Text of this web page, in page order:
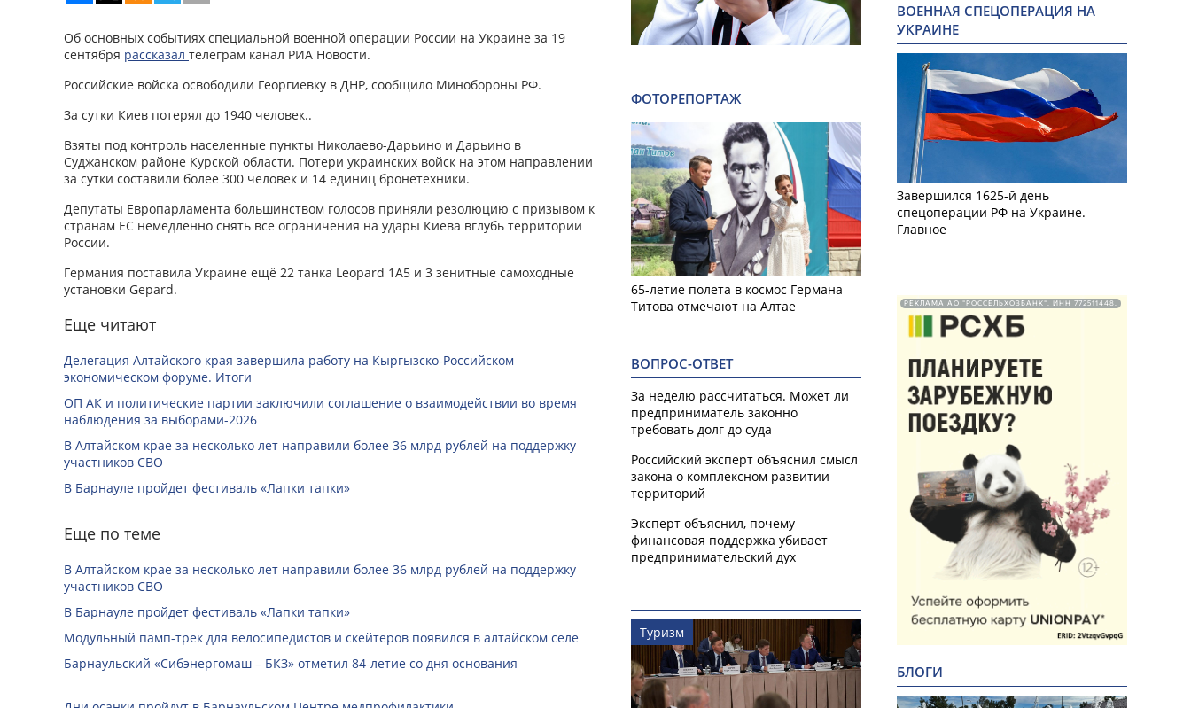
Об основных событиях специальной военной операции России на Украине за 19
сентября рассказал телеграм канал РИА Новости.
Российские войска освободили Георгиевку в ДНР, сообщило Минобороны РФ.
За сутки Киев потерял до 1940 человек..
Взяты под контроль населенные пункты Николаево-Дарьино и Дарьино в
Суджанском районе Курской области. Потери украинских войск на этом направлении
за сутки составили более 300 человек и 14 единиц бронетехники.
Депутаты Европарламента большинством голосов приняли резолюцию с призывом к
странам ЕС немедленно снять все ограничения на удары Киева вглубь территории
России.
Германия поставила Украине ещё 22 танка Leopard 1A5 и 3 зенитные самоходные
установки Gepard.
Еще читают
Делегация Алтайского края завершила работу на Кыргызско-Российском
экономическом форуме. Итоги
ОП АК и политические партии заключили соглашение о взаимодействии во время
наблюдения за выборами-2026
В Алтайском крае за несколько лет направили более 36 млрд рублей на поддержку
участников СВО
В Барнауле пройдет фестиваль «Лапки тапки»
Еще по теме
В Алтайском крае за несколько лет направили более 36 млрд рублей на поддержку
участников СВО
В Барнауле пройдет фестиваль «Лапки тапки»
Модульный памп-трек для велосипедистов и скейтеров появился в алтайском селе
Барнаульский «Сибэнергомаш – БКЗ» отметил 84-летие со дня основания
ФОТОРЕПОРТАЖ
65-летие полета в космос Германа
Титова отмечают на Алтае
ВОПРОС-ОТВЕТ
За неделю рассчитаться. Может ли
предприниматель законно
требовать долг до суда
Российский эксперт объяснил смысл
закона о комплексном развитии
территорий
Эксперт объяснил, почему
финансовая поддержка убивает
предпринимательский дух
Туризм
ВОЕННАЯ СПЕЦОПЕРАЦИЯ НА
УКРАИНЕ
Завершился 1625-й день
спецоперации РФ на Украине.
Главное
РЕКЛАМА АО "РОССЕЛЬХОЗБАНК". ИНН 772511448.
БЛОГИ